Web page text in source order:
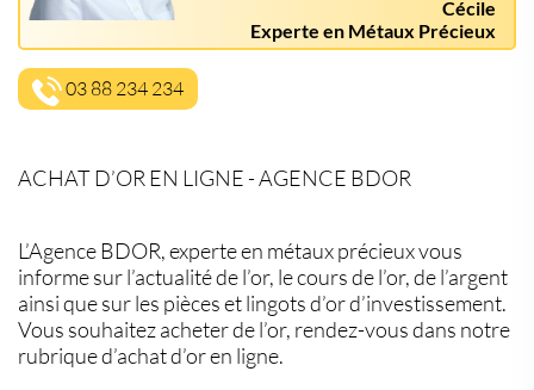
Cécile
Experte en Métaux Précieux
03 88 234 234
ACHAT D’OR EN LIGNE - AGENCE BDOR
L’Agence BDOR, experte en métaux précieux vous
informe sur l’actualité de l’or, le cours de l’or, de l’argent
ainsi que sur les pièces et lingots d’or d’investissement.
Vous souhaitez acheter de l’or, rendez-vous dans notre
rubrique d’achat d’or en ligne.